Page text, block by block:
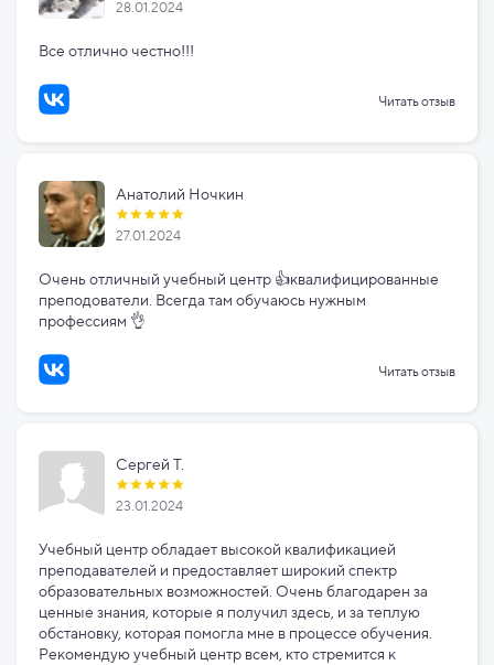
28.01.2024
Все отлично честно!!!
Читать отзыв
Анатолий Ночкин
27.01.2024
Очень отличный учебный центр 👍квалифицированные
преподователи. Всегда там обучаюсь нужным
профессиям 👌
Читать отзыв
Сергей Т.
23.01.2024
Учебный центр обладает высокой квалификацией
преподавателей и предоставляет широкий спектр
образовательных возможностей. Очень благодарен за
ценные знания, которые я получил здесь, и за теплую
обстановку, которая помогла мне в процессе обучения.
Рекомендую учебный центр всем, кто стремится к